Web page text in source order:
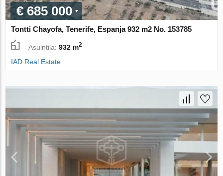
€ 685 000
Tontti Chayofa, Tenerife, Espanja 932 m2 No. 153785
Asuintila:932 m2
IAD Real Estate